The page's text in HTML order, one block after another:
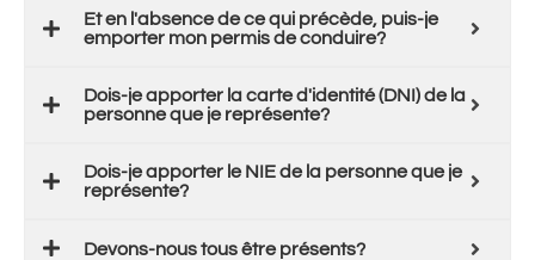
Et en l'absence de ce qui précède, puis-je
emporter mon permis de conduire?
Dois-je apporter la carte d'identité (DNI) de la
personne que je représente?
Dois-je apporter le NIE de la personne que je
représente?
Devons-nous tous être présents?